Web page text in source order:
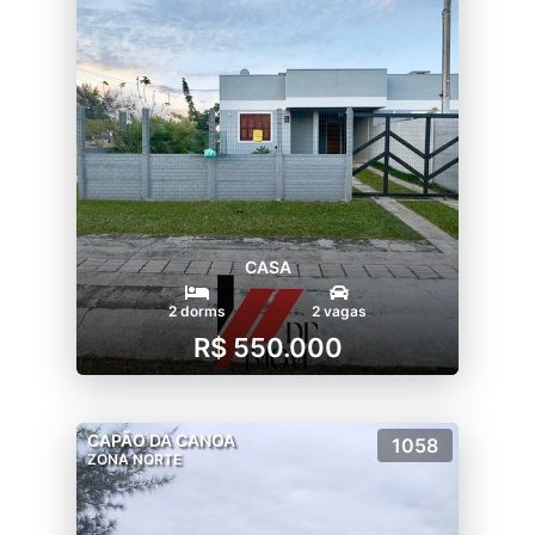
CASA
2 dorms 2 vagas
R$ 550.000
CAPÃO DA CANOA
ZONA NORTE
1058